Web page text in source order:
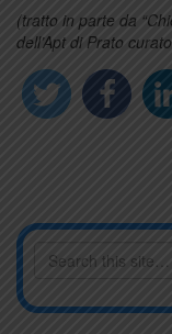
(tratto in parte da
dell’Apt di Prato